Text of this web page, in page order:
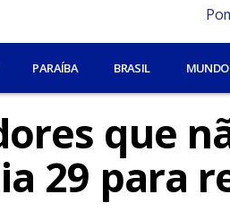
PARAÍBA BRASIL MUNDO
que
29 para